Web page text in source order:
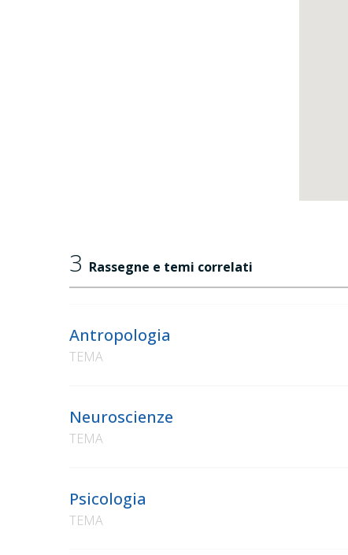
3 Rassegne e temi correlati
Antropologia
TEMA
Neuroscienze
TEMA
Psicologia
TEMA